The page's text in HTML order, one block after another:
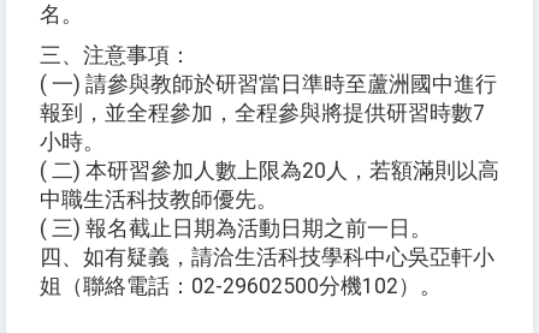
名。
三、注意事項：
( 一) 請參與教師於研習當日準時至蘆洲國中進行
報到，並全程參加，全程參與將提供研習時數7
小時。
( 二) 本研習參加人數上限為20人，若額滿則以高
中職生活科技教師優先。
( 三) 報名截止日期為活動日期之前一日。
四、如有疑義，請洽生活科技學科中心吳亞軒小
姐（聯絡電話：02-29602500分機102）。